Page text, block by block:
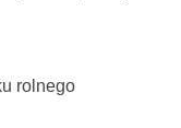
rolnego